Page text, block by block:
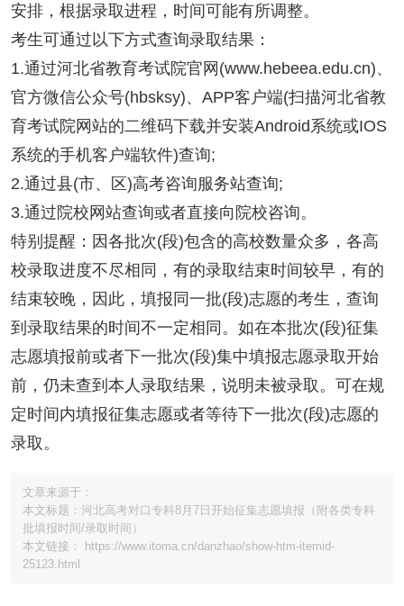
安排，根据录取进程，时间可能有所调整。
考生可通过以下方式查询录取结果：
1.通过河北省教育考试院官网(www.hebeea.edu.cn)、
官方微信公众号(hbsksy)、APP客户端(扫描河北省教
育考试院网站的二维码下载并安装Android系统或IOS
系统的手机客户端软件)查询;
2.通过县(市、区)高考咨询服务站查询;
3.通过院校网站查询或者直接向院校咨询。
特别提醒：因各批次(段)包含的高校数量众多，各高
校录取进度不尽相同，有的录取结束时间较早，有的
结束较晚，因此，填报同一批(段)志愿的考生，查询
到录取结果的时间不一定相同。如在本批次(段)征集
志愿填报前或者下一批次(段)集中填报志愿录取开始
前，仍未查到本人录取结果，说明未被录取。可在规
定时间内填报征集志愿或者等待下一批次(段)志愿的
录取。
文章来源于：
本文标题：河北高考对口专科8月7日开始征集志愿填报（附各类专科
批填报时间/录取时间）
本文链接： https://www.itoma.cn/danzhao/show-htm-itemid-
25123.html